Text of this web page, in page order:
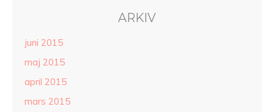
ARKIV
juni 2015
maj 2015
april 2015
mars 2015